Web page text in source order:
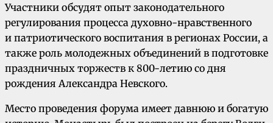
Участники обсудят опыт законодательного
регулирования процесса духовно-нравственного
и патриотического воспитания в регионах России, а
также роль молодежных объединений в подготовке
праздничных торжеств к 800-летию со дня
рождения Александра Невского.
Место проведения форума имеет давнюю и богатую